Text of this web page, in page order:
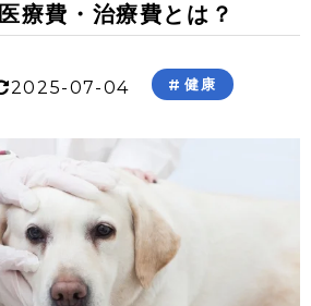
療費・治療費とは？
2025-07-04 健康